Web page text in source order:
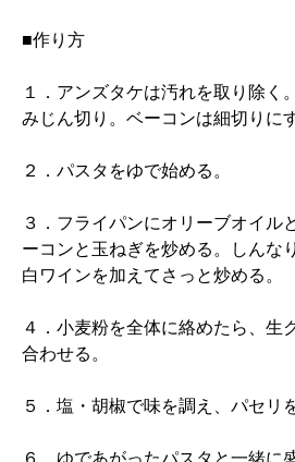
■作り方
１．アンズタケは汚れを取り除く
みじん切り。ベーコンは細切りにす
２．パスタをゆで始める。
３．フライパンにオリーブオイル
ーコンと玉ねぎを炒める。しんな
白ワインを加えてさっと炒める。
４．小麦粉を全体に絡めたら、生
合わせる。
５．塩・胡椒で味を調え、パセリ
６．ゆであがったパスタと一緒に